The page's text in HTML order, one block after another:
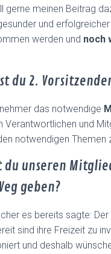
gerne meinen Beitrag
und
werden und noch
du 2.
das notwendige
Verantwortlichen und
notwendigen Themen
du unseren
geben?
es bereits sagte: Der
sind ihre Freizeit zu
und deshalb